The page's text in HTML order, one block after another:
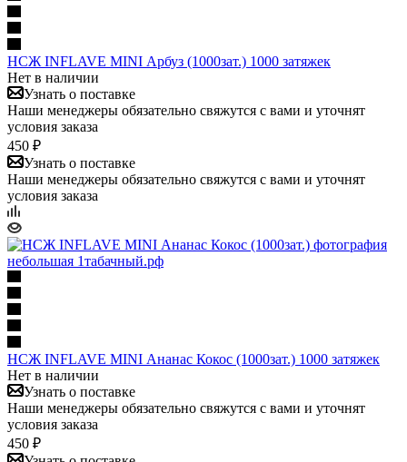
НСЖ INFLAVE MINI Арбуз (1000зат.) 1000 затяжек
Нет в наличии
Узнать о поставке
Наши менеджеры обязательно свяжутся с вами и уточнят
условия заказа
450 ₽
Узнать о поставке
Наши менеджеры обязательно свяжутся с вами и уточнят
условия заказа
НСЖ INFLAVE MINI Ананас Кокос (1000зат.) 1000 затяжек
Нет в наличии
Узнать о поставке
Наши менеджеры обязательно свяжутся с вами и уточнят
условия заказа
450 ₽